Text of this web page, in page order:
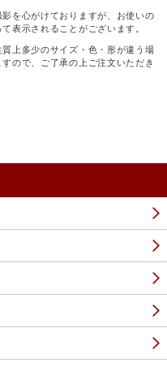
を心がけておりますが、お使いの
表示されることがございます。
上多少のサイズ・色・形が違う場
ので、ご了承の上ご注文いただき